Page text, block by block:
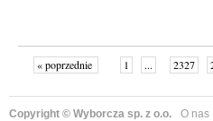
« poprzednie 1 ... 2327
Copyright © Wyborcza sp. z o.o. O nas